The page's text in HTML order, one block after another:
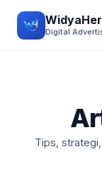
Digital
Tips,